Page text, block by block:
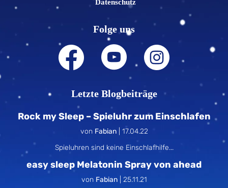
Datenschutz
Folge uns
Letzte Blogbeiträge
Rock my Sleep – Spieluhr zum Einschlafen
von Fabian| 17.04.22
Spieluhren sind keine Einschlafhilfe...
easy sleep Melatonin Spray von ahead
von Fabian| 25.11.21